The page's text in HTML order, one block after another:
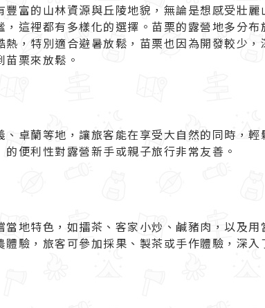
富的山林資源與丘陵地貌，無論是想感受壯麗
這裡都有多樣化的選擇。苗栗的露營地多分布
，特別適合避暑放鬆，苗栗也因為開發較少，
栗來放鬆。
卓蘭等地，讓旅客能在享受大自然的同時，輕
便利性對露營新手或親子旅行非常友善。
地特色，如擂茶、客家小炒、鹹豬肉，以及用
驗，旅客可參加採果、製茶或手作體驗，深入